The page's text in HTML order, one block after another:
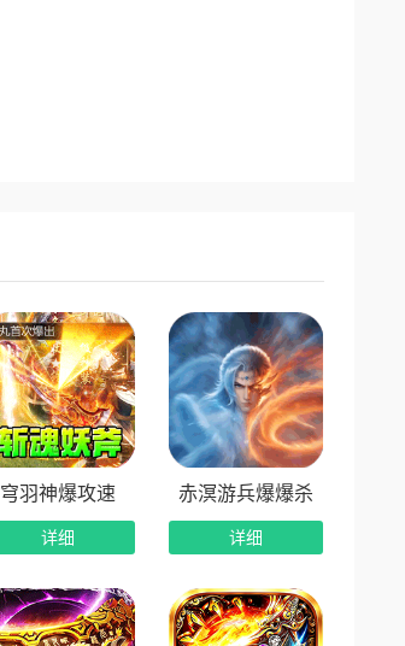
穹羽神爆攻速
详细
赤溟游兵爆爆杀
详细